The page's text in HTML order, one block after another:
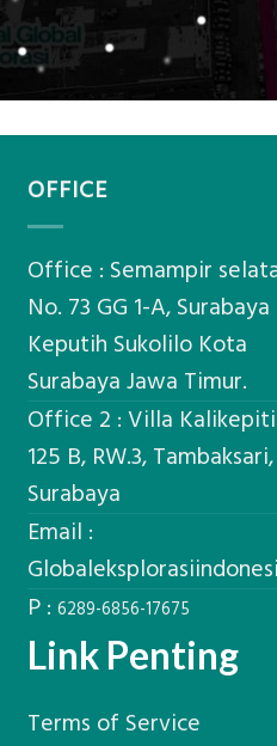
OFFICE
Office : Semampir
No. 73 GG 1-A, Surabaya
Keputih Sukolilo Kota
Surabaya Jawa Timur.
Office 2 : Villa
125 B, RW.3, Tambaksari,
Surabaya
Email :
P : 6289-6856-17675
Link Penting
Terms of Service